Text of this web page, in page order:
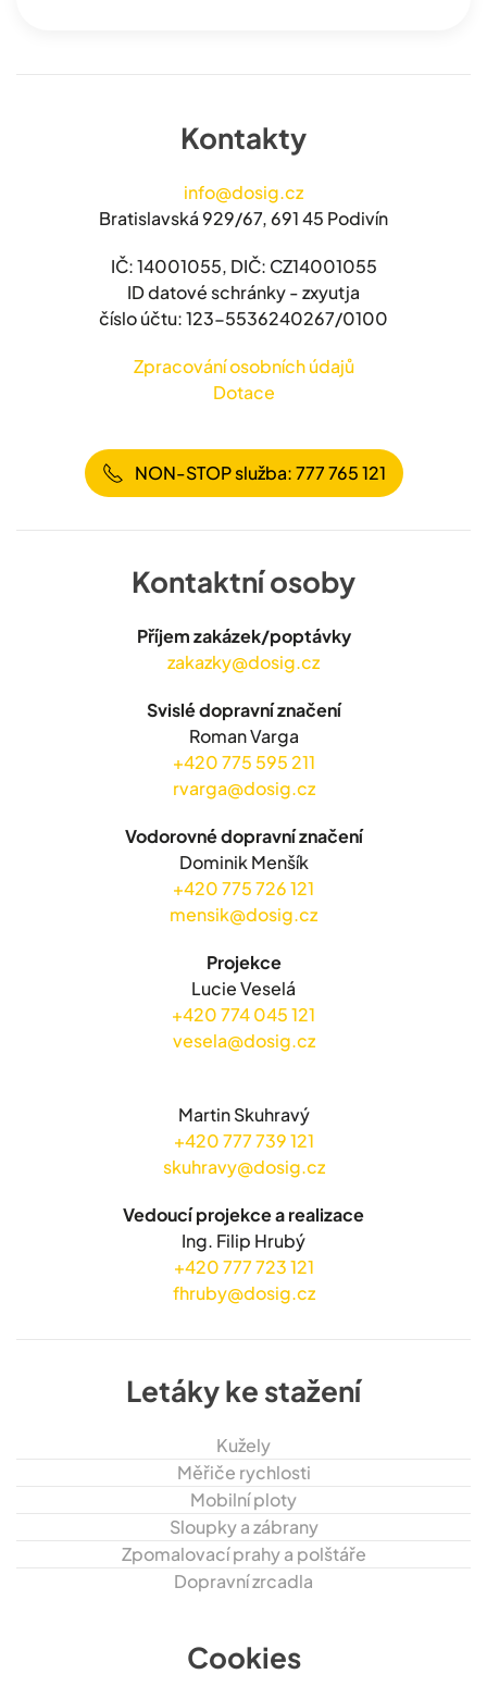
Kontakty
info@dosig.cz
Bratislavská 929/67, 691 45 Podivín
IČ: 14001055, DIČ: CZ14001055
ID datové schránky - zxyutja
číslo účtu: 123-5536240267/0100
Zpracování osobních údajů
Dotace
NON-STOP služba: 777 765 121
Kontaktní osoby
Příjem zakázek/poptávky
zakazky@dosig.cz
Svislé dopravní značení
Roman Varga
+420 775 595 211
rvarga@dosig.cz
Vodorovné dopravní značení
Dominik Menšík
+420 775 726 121
mensik@dosig.cz
Projekce
Lucie Veselá
+420 774 045 121
vesela@dosig.cz
Martin Skuhravý
+420 777 739 121
skuhravy@dosig.cz
Vedoucí projekce a realizace
Ing. Filip Hrubý
+420 777 723 121
fhruby@dosig.cz
Letáky ke stažení
Kužely
Měřiče rychlosti
Mobilní ploty
Sloupky a zábrany
Zpomalovací prahy a polštáře
Dopravní zrcadla
Cookies